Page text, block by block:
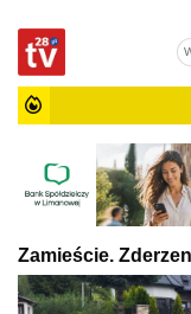
Zamieście.